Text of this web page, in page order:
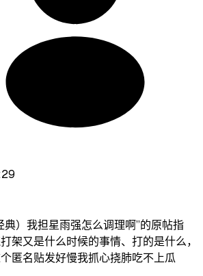
典）我担星雨强怎么调理啊”的原帖指
架又是什么时候的事情、打的是什么，
匿名贴发好慢我抓心挠肺吃不上瓜